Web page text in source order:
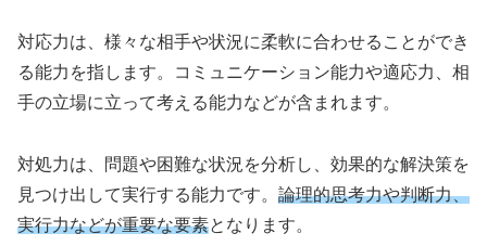
対応力は、様々な相手や状況に柔軟に合わせることができ
る能力を指します。コミュニケーション能力や適応力、相
手の立場に立って考える能力などが含まれます。
対処力は、問題や困難な状況を分析し、効果的な解決策を
見つけ出して実行する能力です。 論理的思考力や判断力、
実行力などが重要な要素となります。